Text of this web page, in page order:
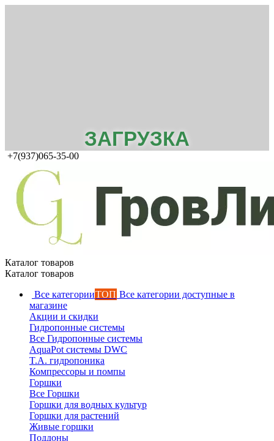
ЗАГРУЗКА
+7(937)065-35-00
Каталог товаров
Каталог товаров
Все категорииТОП Все категории доступные в
магазине
Акции и скидки
Гидропонные системы
Все Гидропонные системы
AquaPot системы DWC
T.A. гидропоника
Компрессоры и помпы
Горшки
Все Горшки
Горшки для водных культур
Горшки для растений
Живые горшки
Поддоны